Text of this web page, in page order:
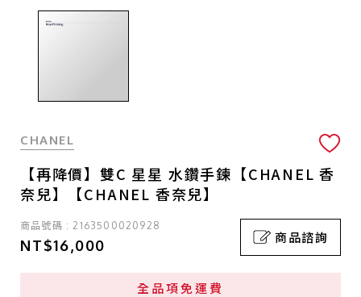
CHANEL
【再降價】雙C 星星 水鑽手鍊【CHANEL 香
奈兒】【CHANEL 香奈兒】
商品號碼 : 2163500020928
NT$16,000 商品諮詢
全品項免運費